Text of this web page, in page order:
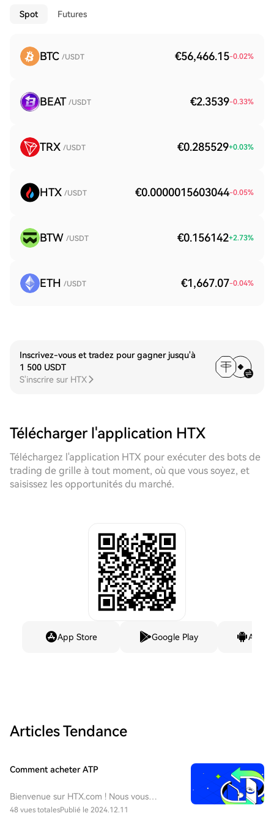
Spot Futures
BTC /USDT €56,466.15-0.02%
BEAT /USDT €2.3539-0.33%
TRX /USDT €0.285529+0.03%
HTX /USDT €0.0000015603044-0.05%
BTW /USDT €0.156142+2.73%
ETH /USDT €1,667.07-0.04%
Inscrivez-vous et tradez pour gagner jusqu'à
1 500 USDT
S'inscrire sur HTX
Télécharger l'application HTX
Téléchargez l'application HTX pour exécuter des bots de
trading de grille à tout moment, où que vous soyez, et
saisissez les opportunités du marché.
App Store Google Play
Articles Tendance
Comment acheter ATP
Bienvenue sur HTX.com ! Nous vous
permettons d'acheter ATP (Atlas Protocol)
48 vues totalesPublié le 2024.12.11